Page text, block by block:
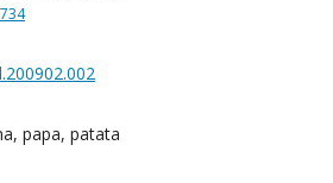
papa, patata